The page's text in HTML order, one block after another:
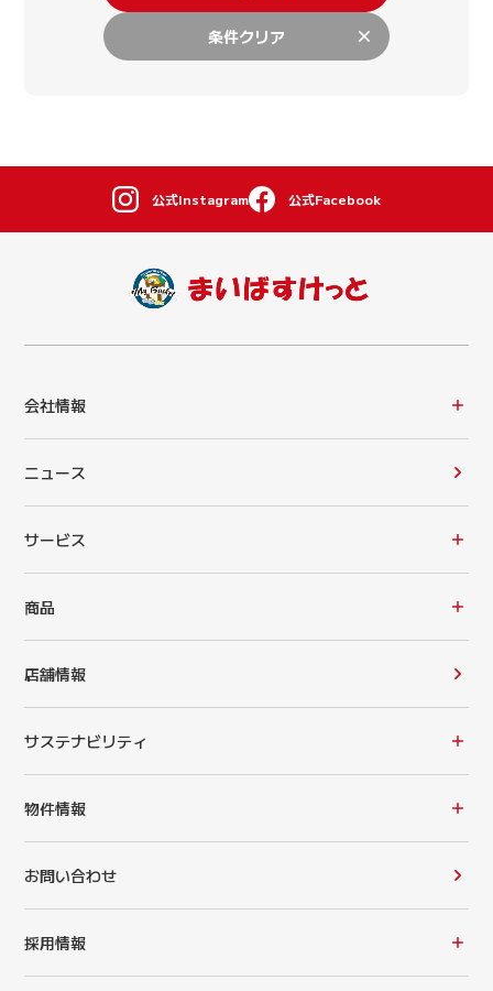
条件クリア
公式Instagram 公式Facebook
会社情報
ニュース
サービス
商品
店舗情報
サステナビリティ
物件情報
お問い合わせ
採用情報